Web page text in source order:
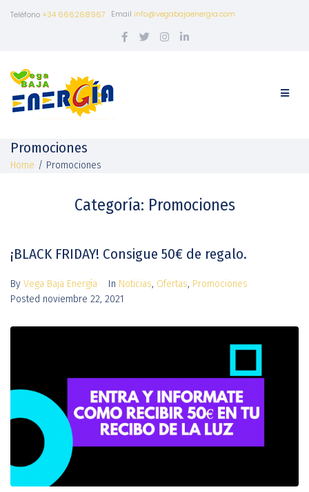
Teléfono+34 666268967 Email info@vegabajaenergia.com
Promociones
Home / Promociones
Categoría: Promociones
¡BLACK FRIDAY! Consigue 50€ de regalo.
By Vega Baja Energía In Noticias, Ofertas, Promociones
Posted noviembre 22, 2021